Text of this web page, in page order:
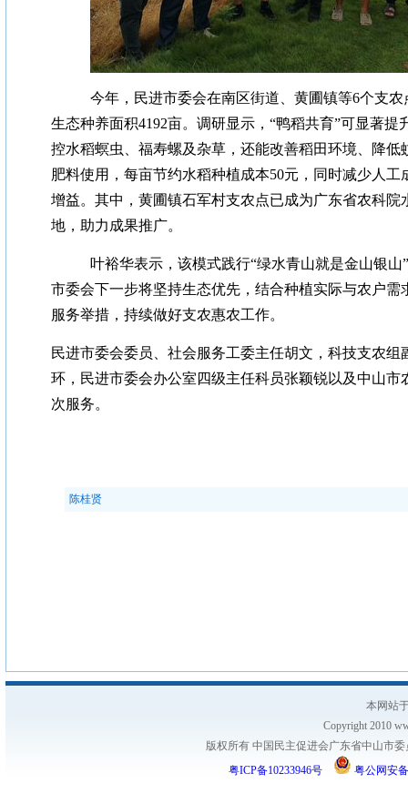
今年，民进市委会在南区街道、黄圃镇等6个支农
生态种养面积4192亩。调研显示，“鸭稻共育”可显著提
控水稻螟虫、福寿螺及杂草，还能改善稻田环境、降低
肥料使用，每亩节约水稻种植成本50元，同时减少人工
增益。其中，黄圃镇石军村支农点已成为广东省农科院
地，助力成果推广。
叶裕华表示，该模式践行“绿水青山就是金山银
市委会下一步将坚持生态优先，结合种植实际与农户需
服务举措，持续做好支农惠农工作。
民进市委会委员、社会服务工委主任胡文，科技支农组
环，民进市委会办公室四级主任科员张颖锐以及中山市
次服务。
陈桂贤
本网站
Copyright 2010
版权所有 中国民主促进会广东省中山市
粤ICP备10233946号
粤公网安